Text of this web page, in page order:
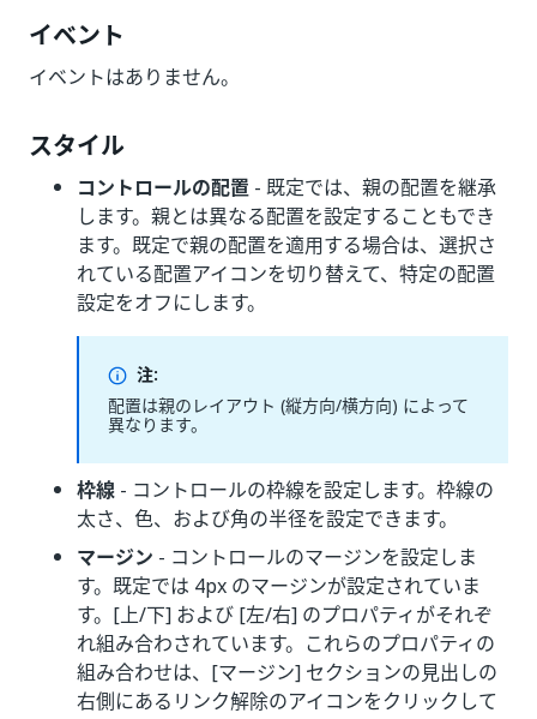
イベント
イベントはありません。
スタイル
コントロールの配置 - 既定では、親の配置を継承
します。親とは異なる配置を設定することもでき
ます。既定で親の配置を適用する場合は、選択さ
れている配置アイコンを切り替えて、特定の配置
設定をオフにします。
注:
配置は親のレイアウト (縦方向/横方向) によって
異なります。
枠線 - コントロールの枠線を設定します。枠線の
太さ、色、および角の半径を設定できます。
マージン - コントロールのマージンを設定しま
す。既定では 4px のマージンが設定されていま
す。[上/下] および [左/右] のプロパティがそれぞ
れ組み合わされています。これらのプロパティの
組み合わせは、[マージン] セクションの見出しの
右側にあるリンク解除のアイコンをクリックして